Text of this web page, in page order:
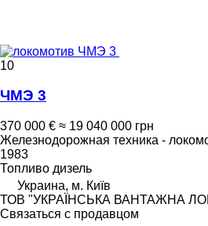
10
ЧМЭ 3
370 000 € ≈ 19 040 000 грн
Железнодорожная техника -
1983
Топливо дизель
Украина, м. Київ
ТОВ "УКРАЇНСЬКА ВАНТАЖНА
Связаться с продавцом